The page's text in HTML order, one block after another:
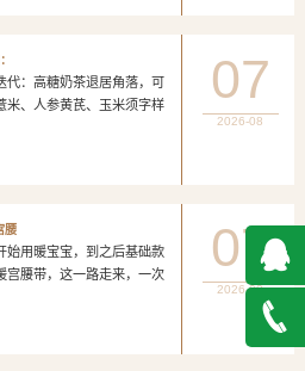
：高糖奶茶退居角落，可
米、人参黄芪、玉米须字样
07
2026-08
腰
暖宝宝，到之后基础款
宫腰带，这一路走来，一次
07
2026-08
QQ在